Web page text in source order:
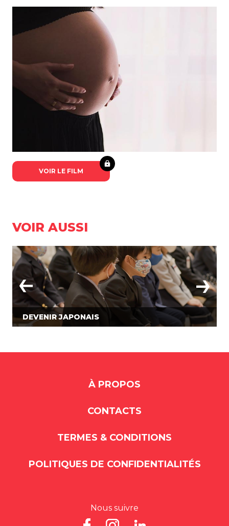
VOIR LE FILM
VOIR AUSSI
DEVENIR JAPONAIS
À PROPOS
CONTACTS
TERMES & CONDITIONS
POLITIQUES DE CONFIDENTIALITÉS
Nous suivre